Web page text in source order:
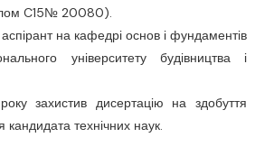
C15№ 20080).
на кафедрі основ і фундаментів
університету будівництва і
захистив дисертацію на здобуття
кандидата технічних наук.